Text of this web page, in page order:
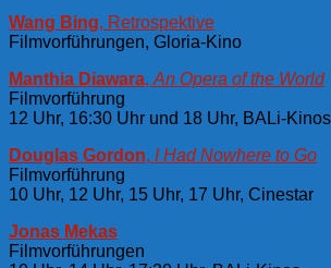
Wang Bing, Retrospektive
Filmvorführungen, Gloria-Kino
Manthia Diawara, An Opera of the World
Filmvorführung
12 Uhr, 16:30 Uhr und 18 Uhr, BALi-Kinos
Douglas Gordon, I Had Nowhere to Go
Filmvorführung
10 Uhr, 12 Uhr, 15 Uhr, 17 Uhr, Cinestar
Jonas Mekas
Filmvorführungen